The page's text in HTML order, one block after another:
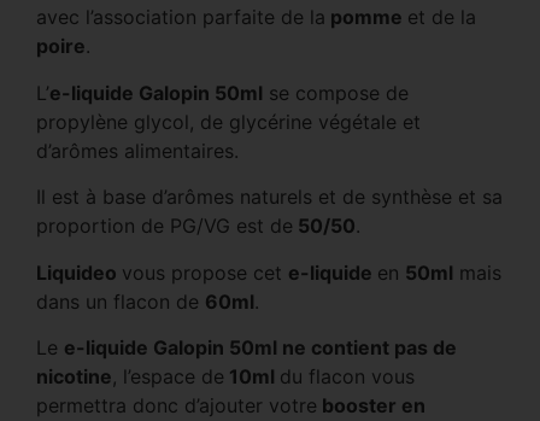
avec l’association parfaite de la pomme et de la
poire.
L’e-liquide Galopin 50ml se compose de
propylène glycol, de glycérine végétale et
d’arômes alimentaires.
Il est à base d’arômes naturels et de synthèse et sa
proportion de PG/VG est de 50/50.
Liquideo vous propose cet e-liquide en 50ml mais
dans un flacon de 60ml.
Le e-liquide Galopin 50ml ne contient pas de
nicotine, l’espace de 10ml du flacon vous
permettra donc d’ajouter votre booster en